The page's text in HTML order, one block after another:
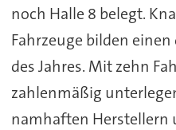
noch Halle 8 belegt.
Fahrzeuge bilden
des Jahres. Mit zehn
zahlenmäßig
namhaften Herstellern